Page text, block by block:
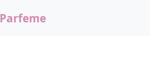
Parfeme